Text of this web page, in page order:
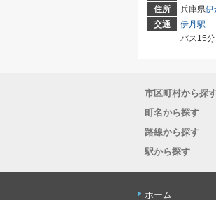
住所
兵庫県伊
交通
伊丹駅
バス15
市区町村から探
町名から探す
路線から探す
駅から探す
ホーム